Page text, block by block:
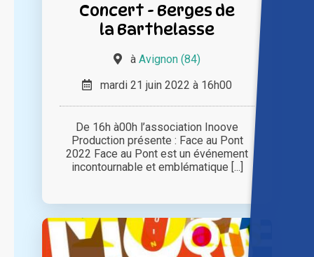
Concert - Berges de
la Barthelasse
à Avignon (84)
mardi 21 juin 2022 à 16h00
De 16h à00h l’association Inoove
Production présente : Face au Pont
2022 Face au Pont est un événement
incontournable et emblématique [...]